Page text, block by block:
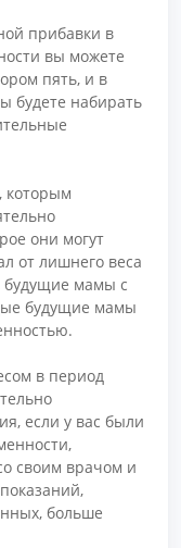
прибавки в
вы можете
пять, и в
будете набирать
которым
они могут
от лишнего веса
будущие мамы с
будущие мамы
в период
если у вас были
своим врачом и
больше